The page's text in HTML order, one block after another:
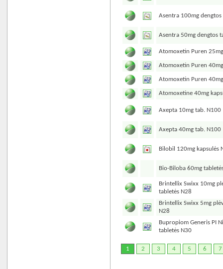
Asentra 100mg dengtos
Asentra 50mg dengtos
Atomoxetin Puren
Atomoxetin Puren
Atomoxetin Puren
Atomoxetine 40mg
Axepta 10mg tab. N100
Axepta 40mg tab. N100
Bilobil 120mg kapsulės
Bio-Biloba 60mg
Brintellix Swixx 10mg
tabletės N28
Brintellix Swixx 5mg
N28
Bupropiom Generis PI
tabletės N30
1 2 3 4 5 6 7